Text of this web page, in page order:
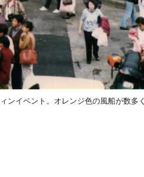
ンイベント。オレンジ色の風船が数多く